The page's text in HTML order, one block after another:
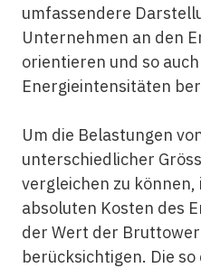
umfassendere
Unternehmen an den
orientieren und so
Energieintensitäten
Um die Belastungen
unterschiedlicher
vergleichen zu
absoluten Kosten des
der Wert der
berücksichtigen. Die